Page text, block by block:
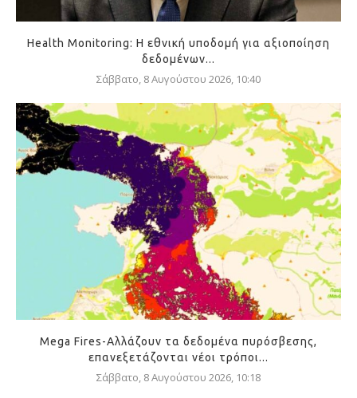
Health Monitoring: Η εθνική υποδομή για αξιοποίηση
δεδομένων...
Σάββατο, 8 Αυγούστου 2026, 10:40
Mega Fires-Αλλάζουν τα δεδομένα πυρόσβεσης,
επανεξετάζονται νέοι τρόποι...
Σάββατο, 8 Αυγούστου 2026, 10:18